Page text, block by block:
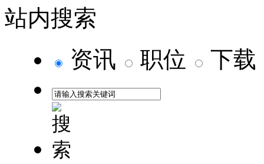
二是通 过同行业单位或当地中介机构介绍引进；三是从本地
关于管理人才的引进，倡导保安从业单位多渠道广纳贤才：
建立良好的职务晋升机制，为一些想干事、肯干事、 能干事
高素质管理人员时，可将其经济待遇和责任挂钩，这样能确
培养复合型人才是开展异地保安人防业务的重点
保安从业单位要想在激烈的市场竞争中站稳脚跟，就要尽可
市场的需求， 这是开展异地保安人防服务的重点。
在异地保安人防队伍发展过程中，加强复合型人才培养可通
训条件的保安员参加专业技能培 训（如花卉培训、消防培训
站内搜索
资讯
职位 下载